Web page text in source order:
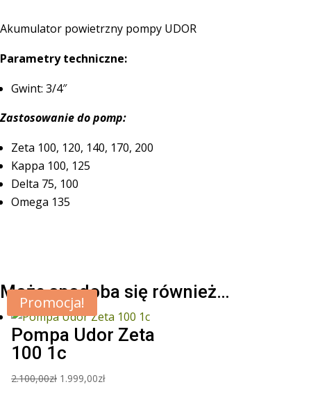
Akumulator powietrzny pompy UDOR
Parametry techniczne:
Gwint: 3/4″
Zastosowanie do pomp:
Zeta 100, 120, 140, 170, 200
Kappa 100, 125
Delta 75, 100
Omega 135
Może spodoba się również…
Promocja!
Pompa Udor Zeta
100 1c
2.100,00zł Pierwotna
1.999,00złAktualna